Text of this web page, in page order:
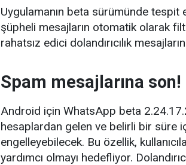
Uygulamanın beta sürümünde
şüpheli mesajların otomatik olarak
rahatsız edici dolandırıcılık
Spam mesajlarına son!
Android için WhatsApp beta
hesaplardan gelen ve belirli bir süre
engelleyebilecek. Bu özellik,
yardımcı olmayı hedefliyor.